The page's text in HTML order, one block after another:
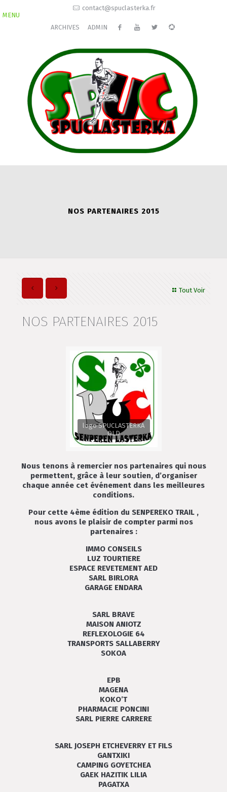
contact@spuclasterka.fr
ARCHIVES ADMIN
MENU
NOS PARTENAIRES 2015
Tout Voir
NOS PARTENAIRES 2015
logo SPUCLASTERKA
OLD
Nous tenons à remercier nos partenaires qui nous
permettent, grâce à leur soutien, d’organiser
chaque année cet événement dans les meilleures
conditions.
Pour cette 4ème édition du SENPEREKO TRAIL ,
nous avons le plaisir de compter parmi nos
partenaires :
IMMO CONSEILS
LUZ TOURTIERE
ESPACE REVETEMENT AED
SARL BIRLORA
GARAGE ENDARA
SARL BRAVE
MAISON ANIOTZ
REFLEXOLOGIE 64
TRANSPORTS SALLABERRY
SOKOA
EPB
MAGENA
KOKO’T
PHARMACIE PONCINI
SARL PIERRE CARRERE
SARL JOSEPH ETCHEVERRY ET FILS
GANTXIKI
CAMPING GOYETCHEA
GAEK HAZITIK LILIA
PAGATXA